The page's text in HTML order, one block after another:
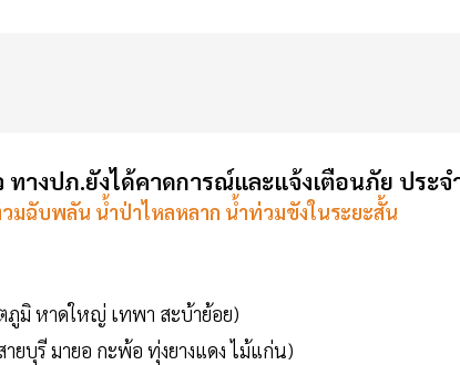
างปภ.ยังได้คาดการณ์และแจ้งเตือนภัย ประ
มฉับพลัน น้ำป่าไหลหลาก น้ำท่วมขังในระยะสั้น
ภูมิ หาดใหญ่ เทพา สะบ้าย้อย)
ยบุรี มายอ กะพ้อ ทุ่งยางแดง ไม้แก่น)